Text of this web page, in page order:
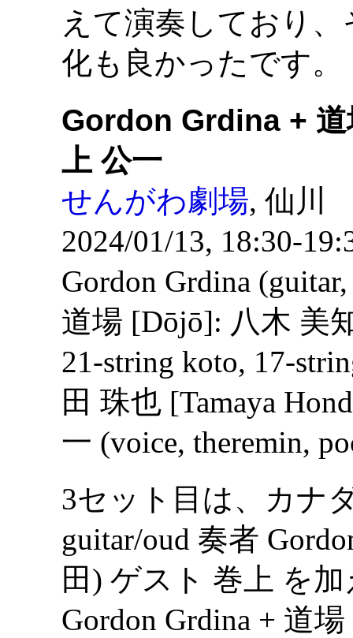
えて演奏しており
化も良かったです。
Gordon Grdina + 道
上 公一
せんがわ劇場, 仙川
2024/01/13, 18:30-
Gordon Grdina
道場 [Dōjō]: 八木 美
21-string koto, 17-
田 珠也 [Tamaya
一 (voice, theremin,
3セット目は、カナ
guitar/oud 奏者
田) ゲスト 巻上 を
Gordon Grdina + 道